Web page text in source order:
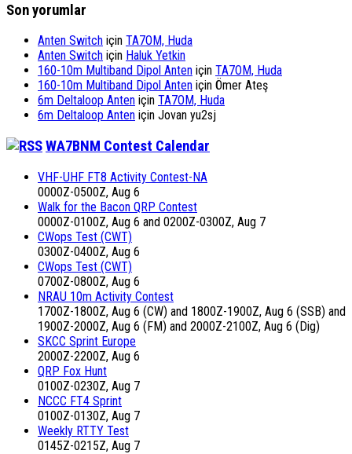
Son yorumlar
Anten Switch için TA7OM, Huda
Anten Switch için Haluk Yetkin
160-10m Multiband Dipol Anten için TA7OM, Huda
160-10m Multiband Dipol Anten için Ömer Ateş
6m Deltaloop Anten için TA7OM, Huda
6m Deltaloop Anten için Jovan yu2sj
WA7BNM Contest Calendar
VHF-UHF FT8 Activity Contest-NA
0000Z-0500Z, Aug 6
Walk for the Bacon QRP Contest
0000Z-0100Z, Aug 6 and 0200Z-0300Z, Aug 7
CWops Test (CWT)
0300Z-0400Z, Aug 6
CWops Test (CWT)
0700Z-0800Z, Aug 6
NRAU 10m Activity Contest
1700Z-1800Z, Aug 6 (CW) and 1800Z-1900Z, Aug 6 (SSB) and
1900Z-2000Z, Aug 6 (FM) and 2000Z-2100Z, Aug 6 (Dig)
SKCC Sprint Europe
2000Z-2200Z, Aug 6
QRP Fox Hunt
0100Z-0230Z, Aug 7
NCCC FT4 Sprint
0100Z-0130Z, Aug 7
Weekly RTTY Test
0145Z-0215Z, Aug 7